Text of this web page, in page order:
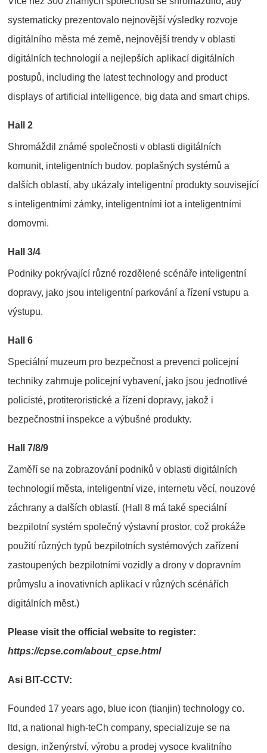
systematicky prezentovalo nejnovější výsledky rozvoje
digitálního města mé země, nejnovější trendy v oblasti
digitálních technologií a nejlepších aplikací digitálních
postupů, including the latest technology and product
displays of artificial intelligence, big data and smart chips.
Hall 2
Shromáždil známé společnosti v oblasti digitálních
komunit, inteligentních budov, poplašných systémů a
dalších oblastí, aby ukázaly inteligentní produkty související
s inteligentními zámky, inteligentními iot a inteligentními
domovmi.
Hall 3/4
Podniky pokrývající různé rozdělené scénáře inteligentní
dopravy, jako jsou inteligentní parkování a řízení vstupu a
výstupu.
Hall 6
Speciální muzeum pro bezpečnost a prevenci policejní
techniky zahrnuje policejní vybavení, jako jsou jednotlivé
policisté, protiteroristické a řízení dopravy, jakož i
bezpečnostní inspekce a výbušné produkty.
Hall 7/8/9
Zaměří se na zobrazování podniků v oblasti digitálních
technologií města, inteligentní vize, internetu věcí, nouzové
záchrany a dalších oblastí. (Hall 8 má také speciální
bezpilotní systém společný výstavní prostor, což prokáže
použití různých typů bezpilotních systémových zařízení
zastoupených bezpilotními vozidly a drony v dopravním
průmyslu a inovativních aplikací v různých scénářích
digitálních měst.)
Please visit the official website to register:
https://cpse.com/about_cpse.html
Asi BIT-CCTV:
Founded 17 years ago, blue icon (tianjin) technology co.
ltd, a national high-teCh company, specializuje se na
design, inženýrství, výrobu a prodej vysoce kvalitního